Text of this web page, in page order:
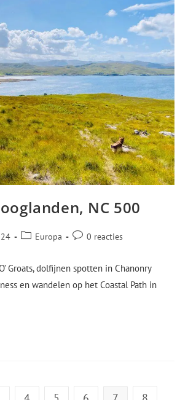
NC 500
Europa 0 reacties
Groats, dolfijnen spotten in Chanonry
en wandelen op het Coastal Path in